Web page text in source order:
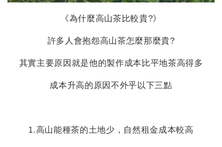
《為什麼高山茶比較貴?》
許多人會抱怨高山茶怎麼那麼貴?
其實主要原因就是他的製作成本比平地茶高得多
成本升高的原因不外乎以下三點
1.高山能種茶的土地少，自然租金成本較高